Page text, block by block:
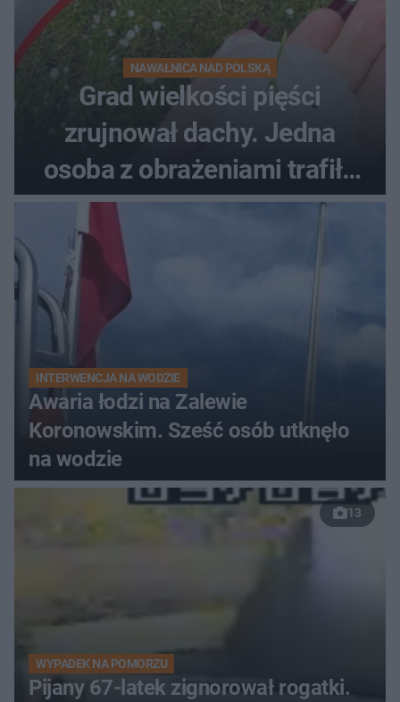
NAWAŁNICA NAD POLSKĄ
Grad wielkości pięści
zrujnował dachy. Jedna
osoba z obrażeniami trafiła
do szpitala
INTERWENCJA NA WODZIE
Awaria łodzi na Zalewie
Koronowskim. Sześć osób utknęło
na wodzie
13
WYPADEK NA POMORZU
Pijany 67-latek zignorował rogatki.